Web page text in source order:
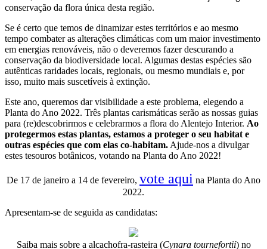
conservação da flora única desta região.
Se é certo que temos de dinamizar estes territórios e ao mesmo
tempo combater as alterações climáticas com um maior investimento
em energias renováveis, não o deveremos fazer descurando a
conservação da biodiversidade local. Algumas destas espécies são
autênticas raridades locais, regionais, ou mesmo mundiais e, por
isso, muito mais suscetíveis à extinção.
Este ano, queremos dar visibilidade a este problema, elegendo a
Planta do Ano 2022. Três plantas carismáticas serão as nossas guias
para (re)descobrirmos e celebrarmos a flora do Alentejo Interior. Ao
protegermos estas plantas, estamos a proteger o seu habitat e
outras espécies que com elas co-habitam.Ajude-nos a divulgar
estes tesouros botânicos, votando na Planta do Ano 2022!
De 17 de janeiro a 14 de fevereiro, vote aqui na Planta do Ano
2022.
Apresentam-se de seguida as candidatas:
Saiba mais sobre a alcachofra-rasteira (Cynara tournefortii) no